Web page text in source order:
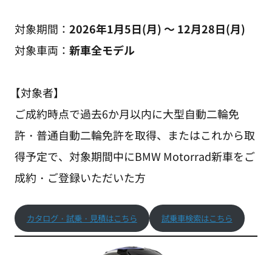
対象期間： 2026年1月5日(月) ～ 12月28日(月)
対象車両： 新車全モデル
【対象者】
ご成約時点で過去6か月以内に大型自動二輪免
許・普通自動二輪免許を取得、またはこれから取
得予定で、対象期間中にBMW Motorrad新車をご
成約・ご登録いただいた方
カタログ・試乗・見積はこちら 試乗車検索はこちら